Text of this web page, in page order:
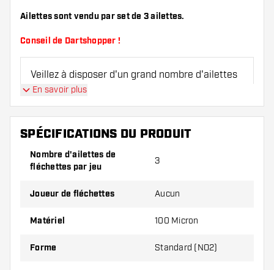
Ailettes sont vendu par set de 3 ailettes.
Conseil de Dartshopper !
Veillez à disposer d'un grand nombre d'ailettes
et de tiges. Ils peuvent être endommagés ou
cassés à l'usage.
Essayez une forme, un matériau ou une
épaisseur différents des ailettes pour découvrir
la variante qui vous convient le mieux !
En savoir plus
SPÉCIFICATIONS DU PRODUIT
Nombre d'ailettes de
fléchettes par jeu
3
Joueur de fléchettes Aucun
Matériel 100 Micron
Forme Standard (NO2)